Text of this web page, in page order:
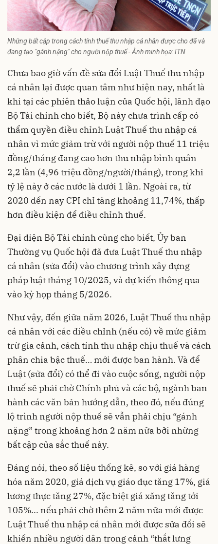
Những bất cập trong cách tính thuế thu nhập cá nhân được cho đã và
đang tạo "gánh nặng" cho người nộp thuế - Ảnh minh họa: ITN
Chưa bao giờ vấn đề sửa đổi Luật Thuế thu nhập
cá nhân lại được quan tâm như hiện nay, nhất là
khi tại các phiên thảo luận của Quốc hội, lãnh đạo
Bộ Tài chính cho biết, Bộ này chưa trình cấp có
thẩm quyền điều chỉnh Luật Thuế thu nhập cá
nhân vì mức giảm trừ với người nộp thuế 11 triệu
đồng/tháng đang cao hơn thu nhập bình quân
2,2 lần (4,96 triệu đồng/người/tháng), trong khi
tỷ lệ này ở các nước là dưới 1 lần. Ngoài ra, từ
2020 đến nay CPI chỉ tăng khoảng 11,74%, thấp
hơn điều kiện để điều chỉnh thuế.
Đại diện Bộ Tài chính cũng cho biết, Ủy ban
Thường vụ Quốc hội đã đưa Luật Thuế thu nhập
cá nhân (sửa đổi) vào chương trình xây dựng
pháp luật tháng 10/2025, và dự kiến thông qua
vào kỳ họp tháng 5/2026.
Như vậy, đến giữa năm 2026, Luật Thuế thu nhập
cá nhân với các điều chỉnh (nếu có) về mức giảm
trừ gia cảnh, cách tính thu nhập chịu thuế và cách
phân chia bậc thuế… mới được ban hành. Và để
Luật (sửa đổi) có thể đi vào cuộc sống, người nộp
thuế sẽ phải chờ Chính phủ và các bộ, ngành ban
hành các văn bản hướng dẫn, theo đó, nếu đúng
lộ trình người nộp thuế sẽ vẫn phải chịu “gánh
nặng” trong khoảng hơn 2 năm nữa bởi những
bất cập của sắc thuế này.
Đáng nói, theo số liệu thống kê, so với giá hàng
hóa năm 2020, giá dịch vụ giáo dục tăng 17%, giá
lương thực tăng 27%, đặc biệt giá xăng tăng tới
105%... nếu phải chờ thêm 2 năm nữa mới được
Luật Thuế thu nhập cá nhân mới được sửa đổi sẽ
khiến nhiều người dân trong cảnh “thắt lưng